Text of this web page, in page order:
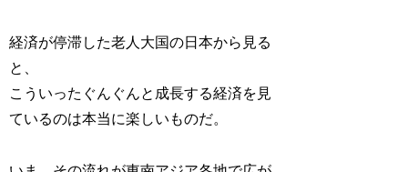
経済が停滞した老人大国の日本から見る
と、
こういったぐんぐんと成長する経済を見
ているのは本当に楽しいものだ。